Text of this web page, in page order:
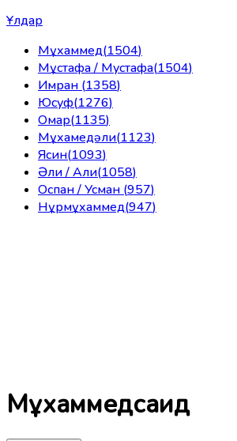
Ұлдар
Мұхаммед(1504)
Мұстафа / Мустафа(1504)
Имран (1358)
Юсуф(1276)
Омар(1135)
Мұхамедәли(1123)
Ясин(1093)
Әли / Али(1058)
Оспан / Усман (957)
Нұрмұхаммед(947)
Мұхаммедсаид